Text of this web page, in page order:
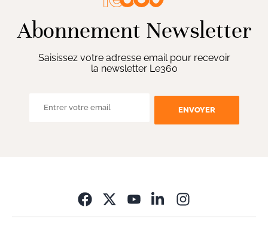
Abonnement Newsletter
Saisissez votre adresse email pour recevoir
la newsletter Le360
ENVOYER